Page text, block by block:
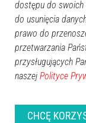
Kościół i
TV Ostrołęka
Kalendarz imprez
28 29
dostępu do swoich
do usunięcia
prawo do
przetwarzania
przysługujących
naszej Polityce
CHCĘ